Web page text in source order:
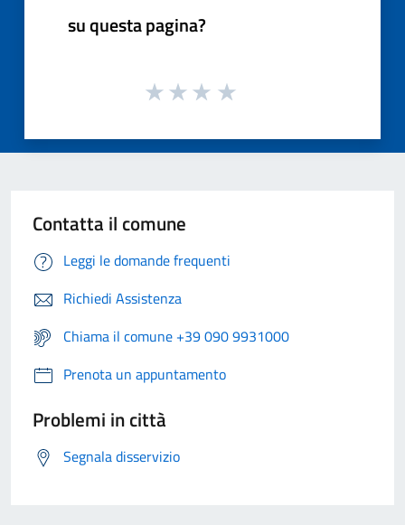
su questa pagina?
Contatta il comune
Leggi le domande frequenti
Richiedi Assistenza
Chiama il comune +39 090 9931000
Prenota un appuntamento
Problemi in città
Segnala disservizio